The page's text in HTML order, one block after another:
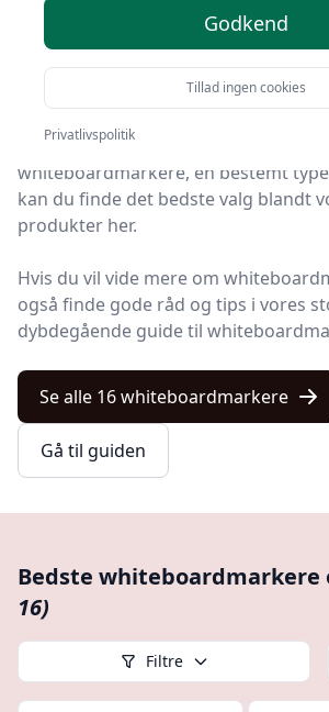
Søger du efter de bedste
Kulturnet har vi udvalgt de 16 mest
produkter, så du nemt kan træffe et
Uanset om du ønsker kvalitet, tilbud
whiteboardmarkere, en bestemt
kan du finde det bedste valg blandt
produkter her.
Hvis du vil vide mere om
også finde gode råd og tips i vores
dybdegående guide til
Se alle 16 whiteboardmarkere
Gå til guiden
Bedste whiteboardmarkere
16)
Filtre
Godkend
Tillad ingen cookies
Privatlivspolitik